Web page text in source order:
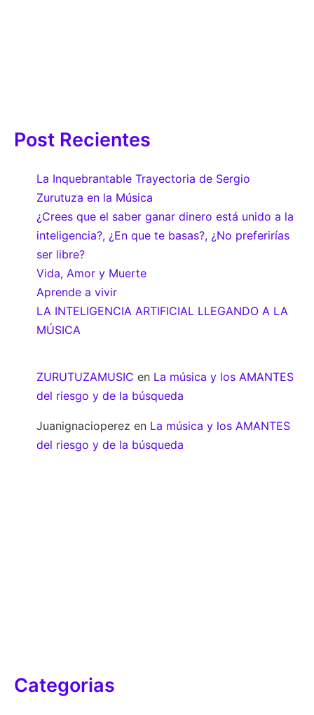
Post Recientes
La Inquebrantable Trayectoria de Sergio
Zurutuza en la Música
¿Crees que el saber ganar dinero está unido a la
inteligencia?, ¿En que te basas?, ¿No preferirías
ser libre?
Vida, Amor y Muerte
Aprende a vivir
LA INTELIGENCIA ARTIFICIAL LLEGANDO A LA
MÚSICA
ZURUTUZAMUSIC en La música y los AMANTES
del riesgo y de la búsqueda
Juanignacioperez en La música y los AMANTES
del riesgo y de la búsqueda
Categorias